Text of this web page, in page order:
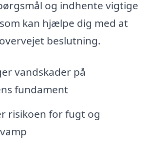
og indhente vigtige
kan hjælpe dig med at
beslutning.
vandskader på
fundament
risikoen for fugt og